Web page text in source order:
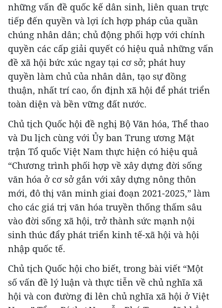
những vấn đề quốc kế dân sinh, liên quan trực
tiếp đến quyền và lợi ích hợp pháp của quần
chúng nhân dân; chủ động phối hợp với chính
quyền các cấp giải quyết có hiệu quả những vấn
đề xã hội bức xúc ngay tại cơ sở; phát huy
quyền làm chủ của nhân dân, tạo sự đồng
thuận, nhất trí cao, ổn định xã hội để phát triển
toàn diện và bền vững đất nước.
Chủ tịch Quốc hội đề nghị Bộ Văn hóa, Thể thao
và Du lịch cùng với Ủy ban Trung ương Mặt
trận Tổ quốc Việt Nam thực hiện có hiệu quả
“Chương trình phối hợp về xây dựng đời sống
văn hóa ở cơ sở gắn với xây dựng nông thôn
mới, đô thị văn minh giai đoạn 2021-2025,” làm
cho các giá trị văn hóa truyền thống thấm sâu
vào đời sống xã hội, trở thành sức mạnh nội
sinh thúc đẩy phát triển kinh tế-xã hội và hội
nhập quốc tế.
Chủ tịch Quốc hội cho biết, trong bài viết “Một
số vấn đề lý luận và thực tiễn về chủ nghĩa xã
hội và con đường đi lên chủ nghĩa xã hội ở Việt